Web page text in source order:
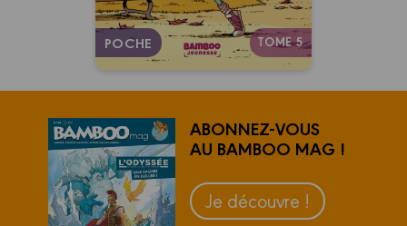
POCHE TOME 5
ABONNEZ-VOUS
AU BAMBOO MAG !
Je découvre !